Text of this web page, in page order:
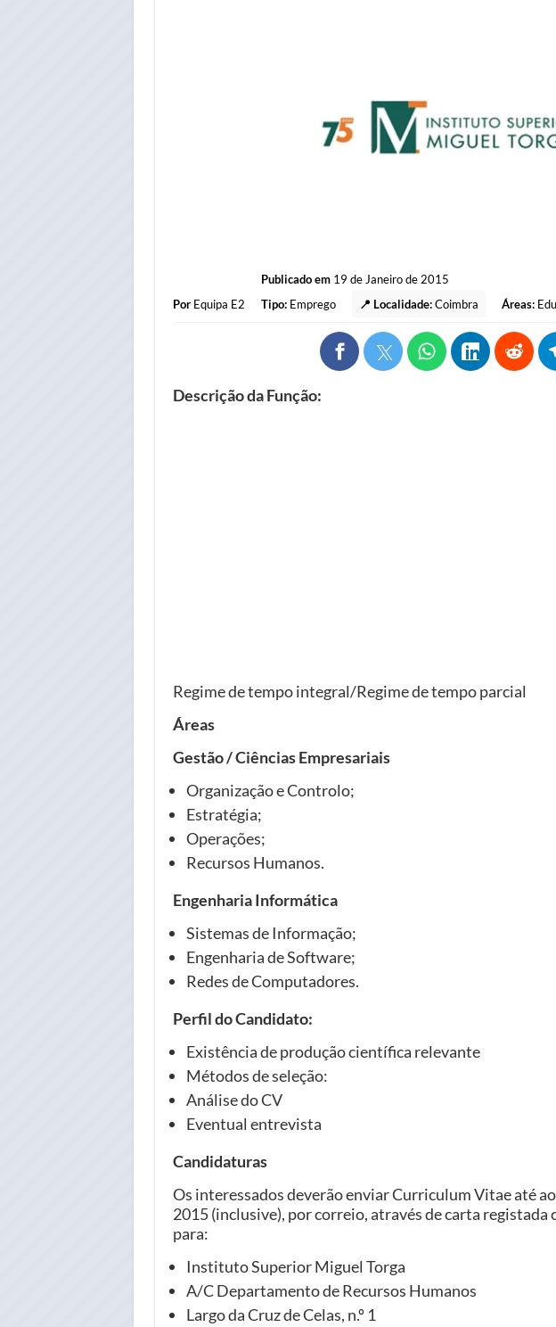
Por Equipa E2
Publicado em19 de Janeiro de 2015
Tipo: Emprego 📍 Localidade: Coimbra Áreas:
Descrição da Função:
Regime de tempo integral/Regime de tempo parcial
Áreas
Gestão / Ciências Empresariais
Organização e Controlo;
Estratégia;
Operações;
Recursos Humanos.
Engenharia Informática
Sistemas de Informação;
Engenharia de Software;
Redes de Computadores.
Perfil do Candidato:
Existência de produção científica relevante
Métodos de seleção:
Análise do CV
Eventual entrevista
Candidaturas
Os interessados deverão enviar Curriculum Vitae até
2015 (inclusive), por correio, através de carta registada
para:
Instituto Superior Miguel Torga
A/C Departamento de Recursos Humanos
Largo da Cruz de Celas, n.º 1